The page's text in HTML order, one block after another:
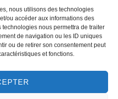
nous utilisons des technologies
ou accéder aux informations des
nous permettra de traiter
de navigation ou les ID uniques
ou de retirer son consentement peut
et fonctions.
loire.com